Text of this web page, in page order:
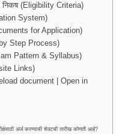
निकष (Eligibility Criteria)
System)
for Application)
Step Process)
Pattern & Syllabus)
Links)
document | Open in
अर्ज करण्याची शेवटची तारीख कोणती आहे?